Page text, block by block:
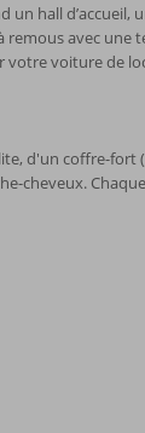
hall d’accueil,
avec une
votre voiture de
d'un coffre-
cheveux.